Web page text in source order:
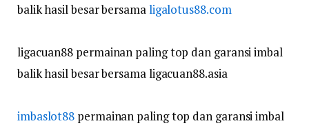
balik hasil besar bersamaligalotus88.com
ligacuan88 permainan paling top dan garansi imbal
balik hasil besar bersama ligacuan88.asia
imbaslot88 permainan paling top dan garansi imbal